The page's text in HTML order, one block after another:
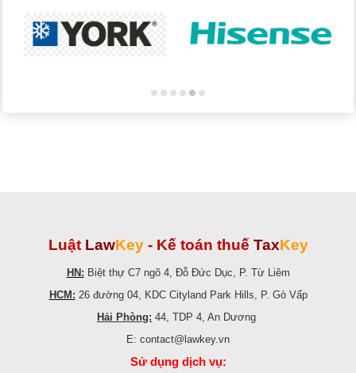
Luật LawKey - Kế toán thuế TaxKey
HN: Biệt thự C7 ngõ 4, Đỗ Đức Dục, P. Từ Liêm
HCM: 26 đường 04, KDC Cityland Park Hills, P. Gò Vấp
Hải Phòng: 44, TDP 4, An Dương
E: contact@lawkey.vn
Sử dụng dịch vụ: